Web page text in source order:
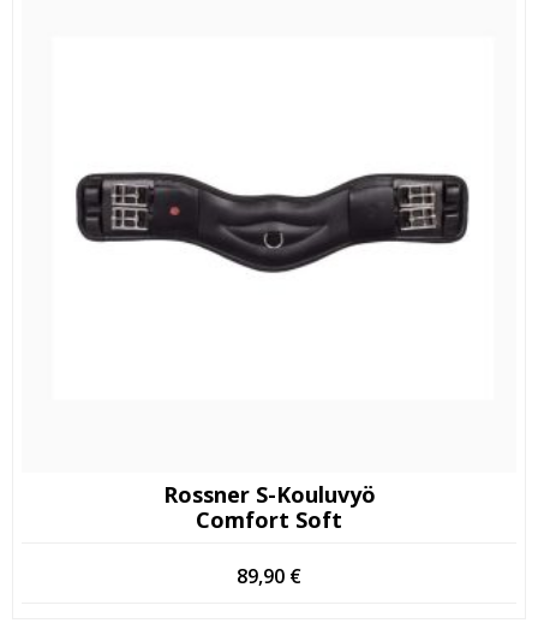
Rossner S-Kouluvyö
Comfort Soft
89,90 €